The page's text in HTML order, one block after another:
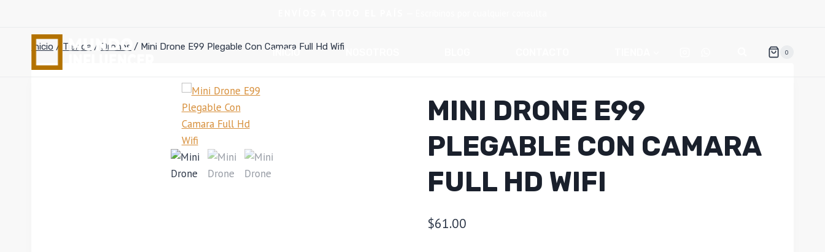
contenido
INICIO 0
Inicio / Tienda / Drones / Mini Drone E99 Plegable Con Camara Full Hd Wifi
MINI DRONE E99
PLEGABLE CON CAMARA
FULL HD WIFI
$61.00